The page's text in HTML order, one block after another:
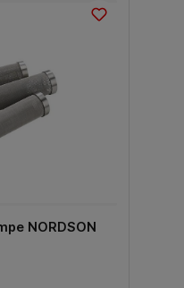
NORDSON